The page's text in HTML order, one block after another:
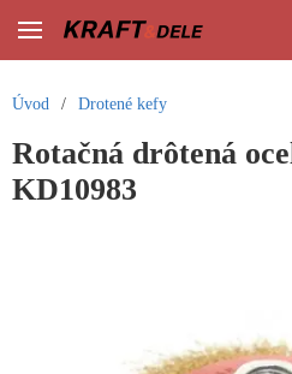
Úvod / Drotené kefy
Rotačná drôtená
KD10983